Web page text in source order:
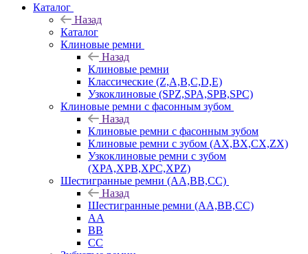
Каталог
Назад
Каталог
Клиновые ремни
Назад
Клиновые ремни
Классические (Z,A,B,C,D,E)
Узкоклиновые (SPZ,SPA,SPB,SPC)
Клиновые ремни с фасонным зубом
Назад
Клиновые ремни с фасонным зубом
Клиновые ремни с зубом (AX,BX,CX,ZX)
Узкоклиновые ремни с зубом
(XPA,XPB,XPC,XPZ)
Шестигранные ремни (AA,BB,CC)
Назад
Шестигранные ремни (AA,BB,CC)
AA
BB
CC